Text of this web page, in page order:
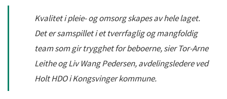
Kvalitet i pleie- og omsorg skapes av hele laget.
Det er samspillet i et tverrfaglig og mangfoldig
team som gir trygghet for beboerne, sier Tor-Arne
Leithe og Liv Wang Pedersen, avdelingsledere ved
Holt HDO i Kongsvinger kommune.